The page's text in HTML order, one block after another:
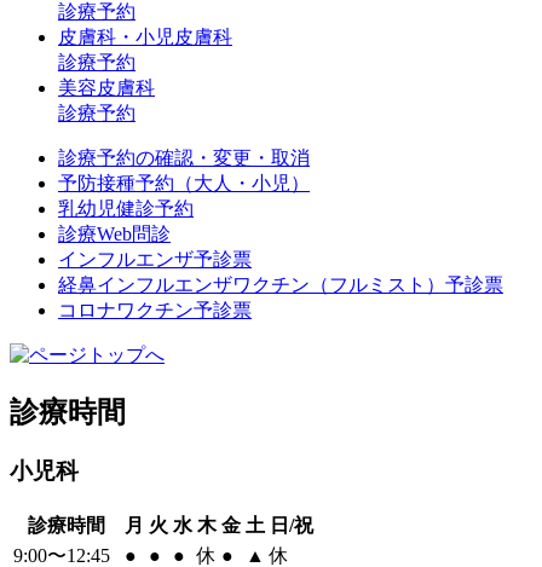
診療予約
皮膚科・小児皮膚科
診療予約
美容皮膚科
診療予約
診療予約の確認・変更・取消
予防接種予約（大人・小児）
乳幼児健診予約
診療Web問診
インフルエンザ予診票
経鼻インフルエンザワクチン（フルミスト）予診票
コロナワクチン予診票
診療時間
小児科
診療時間 月 火 水 木 金 土 日/祝
9:00〜12:45
● ● ● 休 ● ▲ 休